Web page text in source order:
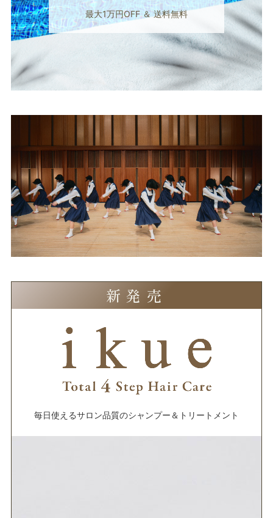
最大1万円OFF ＆ 送料無料
新発売
毎日使えるサロン品質のシャンプー＆トリートメント